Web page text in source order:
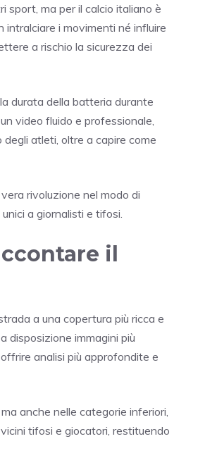
sport, ma per il calcio italiano è
i movimenti né influire
a rischio la sicurezza dei
durata della batteria durante
video fluido e professionale,
atleti, oltre a capire come
rivoluzione nel modo di
a giornalisti e tifosi.
il
a una copertura più ricca e
disposizione immagini più
analisi più approfondite e
ma anche nelle categorie inferiori,
tifosi e giocatori, restituendo